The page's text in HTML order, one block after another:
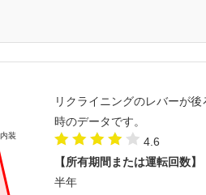
リクライニングのレバーが
時のデータです。
4.6
【所有期間または運転回数】
半年